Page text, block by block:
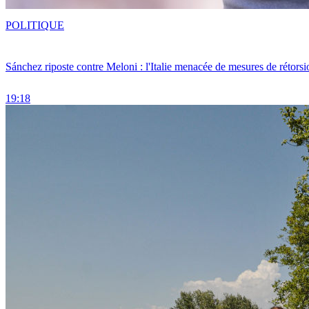
Sánchez riposte contre Meloni : l'Italie menacée de mesures de
19:18
POLITIQUE